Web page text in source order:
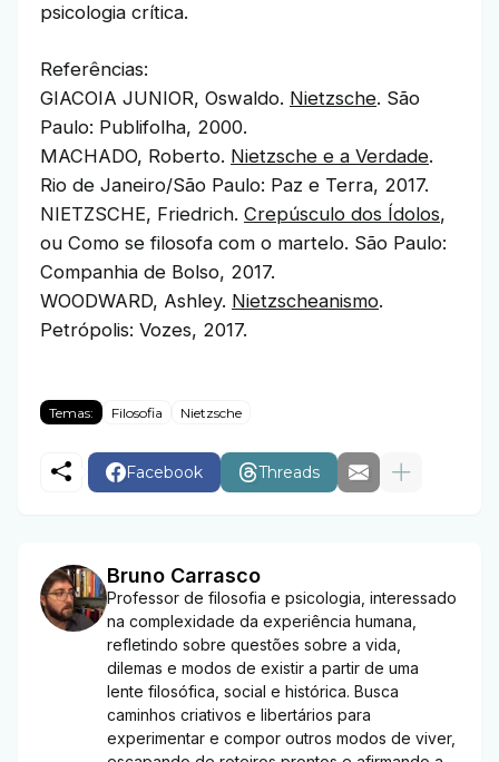
psicologia crítica.
Referências:
GIACOIA JUNIOR, Oswaldo. Nietzsche. São
Paulo: Publifolha, 2000.
MACHADO, Roberto. Nietzsche e a Verdade.
Rio de Janeiro/São Paulo: Paz e Terra, 2017.
NIETZSCHE, Friedrich. Crepúsculo dos Ídolos,
ou Como se filosofa com o martelo. São Paulo:
Companhia de Bolso, 2017.
WOODWARD, Ashley. Nietzscheanismo.
Petrópolis: Vozes, 2017.
Temas: Filosofia Nietzsche
Facebook Threads
Bruno Carrasco
Professor de filosofia e psicologia, interessado
na complexidade da experiência humana,
refletindo sobre questões sobre a vida,
dilemas e modos de existir a partir de uma
lente filosófica, social e histórica. Busca
caminhos criativos e libertários para
experimentar e compor outros modos de viver,